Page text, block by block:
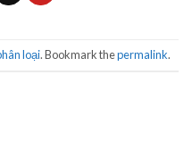
loại. Bookmark thepermalink.